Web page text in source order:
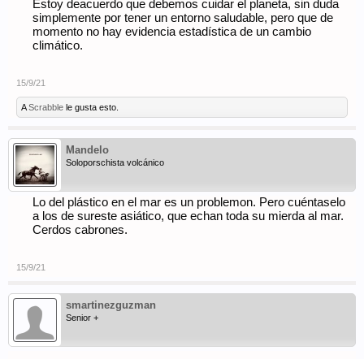
Estoy deacuerdo que debemos cuidar el planeta, sin duda
simplemente por tener un entorno saludable, pero que de
momento no hay evidencia estadística de un cambio
climático.
15/9/21
AScrabble le gusta esto.
Mandelo
Soloporschista volcánico
Lo del plástico en el mar es un problemon. Pero cuéntaselo
a los de sureste asiático, que echan toda su mierda al mar.
Cerdos cabrones.
15/9/21
smartinezguzman
Senior +